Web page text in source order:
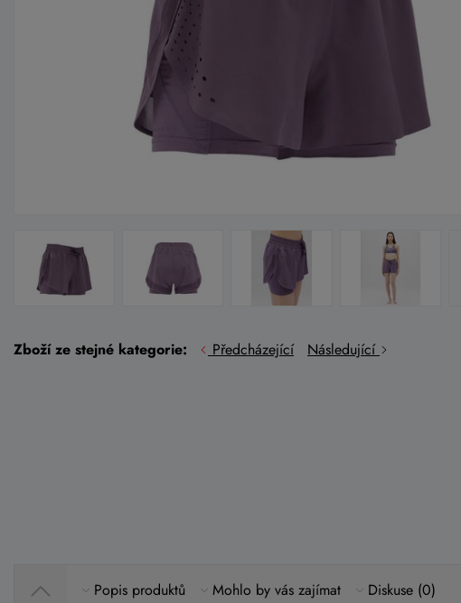
Zboží ze stejné kategorie: Předcházející Následující
Popis produktů Mohlo by vás zajímat Diskuse (0)